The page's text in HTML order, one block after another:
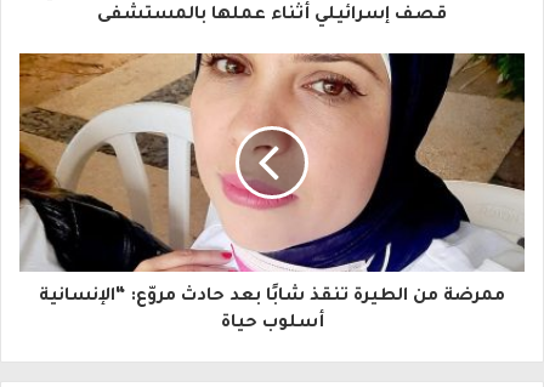
إ
ل
ك
ت
و
قصف إسرائيلي أثناء عملها بالمستشفى
ممرضة من الطيرة تنقذ شابًا بعد حادث مروّع: “الإنسانية
أسلوب حياة